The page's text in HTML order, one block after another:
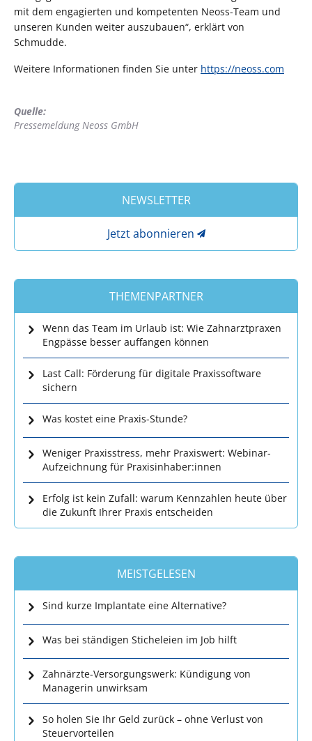
mit dem engagierten und kompetenten Neoss-Team und
unseren Kunden weiter auszubauen“, erklärt von
Schmudde.
Weitere Informationen finden Sie unter https://neoss.com
Quelle:
Pressemeldung Neoss GmbH
NEWSLETTER
Jetzt abonnieren
THEMENPARTNER
Wenn das Team im Urlaub ist: Wie Zahnarztpraxen
Engpässe besser auffangen können
Last Call: Förderung für digitale Praxissoftware
sichern
Was kostet eine Praxis-Stunde?
Weniger Praxisstress, mehr Praxiswert: Webinar-
Aufzeichnung für Praxisinhaber:innen
Erfolg ist kein Zufall: warum Kennzahlen heute über
die Zukunft Ihrer Praxis entscheiden
MEISTGELESEN
Sind kurze Implantate eine Alternative?
Was bei ständigen Sticheleien im Job hilft
Zahnärzte-Versorgungswerk: Kündigung von
Managerin unwirksam
So holen Sie Ihr Geld zurück – ohne Verlust von
Steuervorteilen